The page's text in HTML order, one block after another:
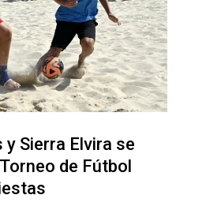
y Sierra Elvira se
de Fútbol